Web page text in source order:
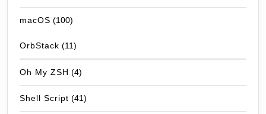
macOS (100)
OrbStack (11)
Oh My ZSH (4)
Shell Script (41)